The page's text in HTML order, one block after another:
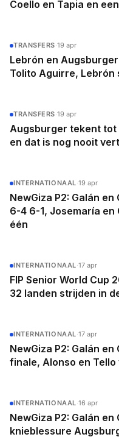
Coello en Tapia en
TRANSFERS·19 apr
Lebrón en
Tolito Aguirre, Lebrón
TRANSFERS·19 apr
Augsburger tekent tot
en dat is nog nooit
INTERNATIONAAL·19 apr
NewGiza P2: Galán
6-4 6-1, Josemaría en
één
INTERNATIONAAL·17 apr
FIP Senior World Cup
32 landen strijden in
INTERNATIONAAL·17 apr
NewGiza P2: Galán
finale, Alonso en
INTERNATIONAAL·16 apr
NewGiza P2: Galán
knieblessure